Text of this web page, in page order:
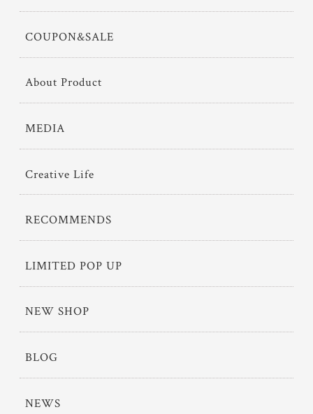
COUPON&SALE
About Product
MEDIA
Creative Life
RECOMMENDS
LIMITED POP UP
NEW SHOP
BLOG
NEWS